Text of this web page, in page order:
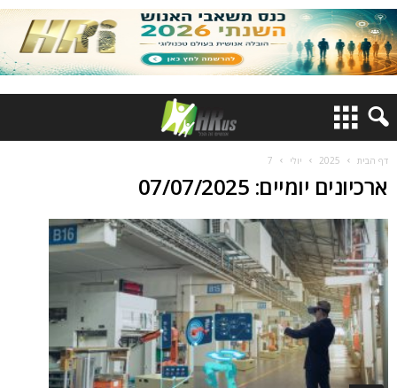
דף הבית 2025 יולי 7
ארכיונים יומיים: 07/07/2025